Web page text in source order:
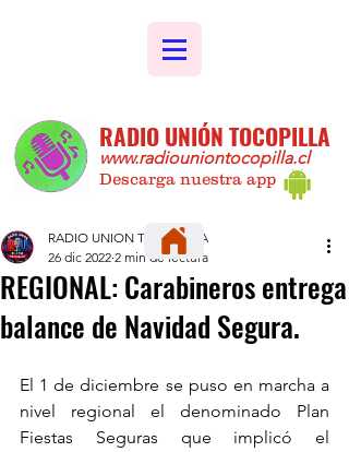
RADIO UNIÓN TOCOPILLA
www.radiouniontocopilla.cl
Descarga nuestra app
REGIONAL: Carabineros entrega
balance de Navidad Segura.
RADIO UNION TOCOPILLA
26 dic 2022 2 min de lectura
El 1 de diciembre se puso en marcha a
nivel regional el denominado Plan
Fiestas Seguras que implicó el